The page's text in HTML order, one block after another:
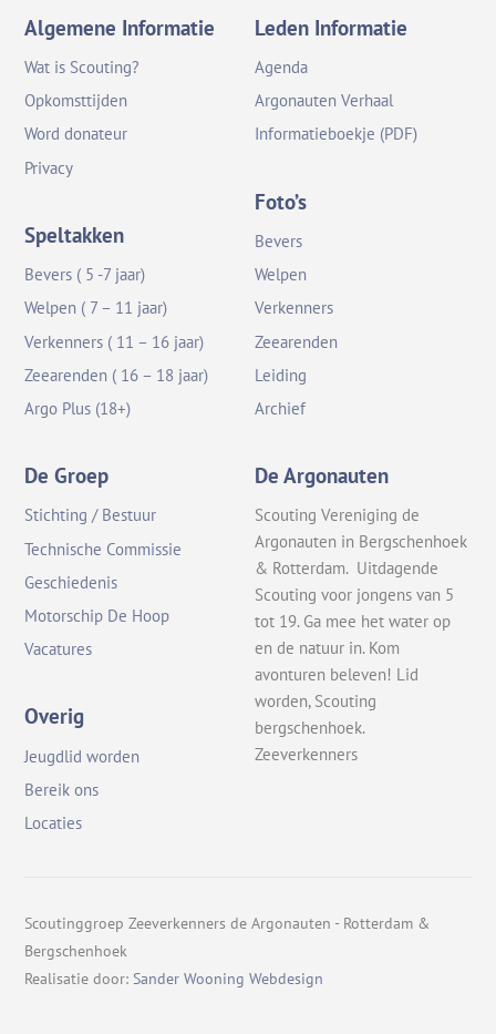
Algemene Informatie
Wat is Scouting?
Opkomsttijden
Word donateur
Privacy
Speltakken
Bevers ( 5 -7 jaar)
Welpen ( 7 – 11 jaar)
Verkenners ( 11 – 16 jaar)
Zeearenden ( 16 – 18 jaar)
Argo Plus (18+)
Leden Informatie
Agenda
Argonauten Verhaal
Informatieboekje (PDF)
Foto’s
Bevers
Welpen
Verkenners
Zeearenden
Leiding
Archief
De Groep
Stichting / Bestuur
Technische Commissie
Geschiedenis
Motorschip De Hoop
Vacatures
Overig
Jeugdlid worden
Bereik ons
Locaties
De Argonauten
Scouting Vereniging de
Argonauten in Bergschenhoek
& Rotterdam. Uitdagende
Scouting voor jongens van 5
tot 19. Ga mee het water op
en de natuur in. Kom
avonturen beleven! Lid
worden, Scouting
bergschenhoek.
Zeeverkenners
Scoutinggroep Zeeverkenners de Argonauten - Rotterdam &
Bergschenhoek
Realisatie door: Sander Wooning Webdesign